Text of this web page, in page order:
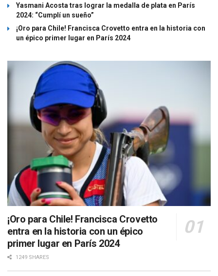
Yasmani Acosta tras lograr la medalla de plata en París
2024: “Cumplí un sueño”
¡Oro para Chile! Francisca Crovetto entra en la historia con
un épico primer lugar en París 2024
¡Oro para Chile! Francisca Crovetto
entra en la historia con un épico
primer lugar en París 2024
1249 SHARES